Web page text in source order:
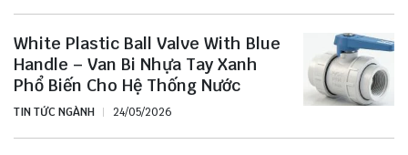
White Plastic Ball Valve With Blue
Handle – Van Bi Nhựa Tay Xanh
Phổ Biến Cho Hệ Thống Nước
TIN TỨC NGÀNH 24/05/2026